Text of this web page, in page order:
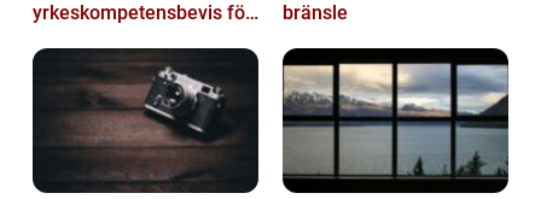
yrkeskompetensbevis för
bränsle